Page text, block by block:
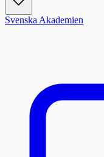
Svenska Akademien